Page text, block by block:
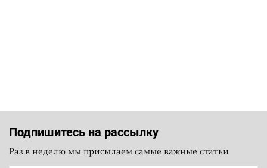
Подпишитесь на рассылку
Раз в неделю мы присылаем самые важные статьи